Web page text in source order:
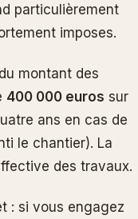
particulièrement
imposes.
du montant des
400 000 euros sur
ans en cas de
le chantier). La
des travaux.
: si vous engagez